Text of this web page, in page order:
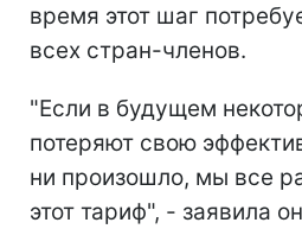
время этот шаг
всех стран-членов.
"Если в будущем
потеряют свою
ни произошло, мы все
этот тариф", - заявила